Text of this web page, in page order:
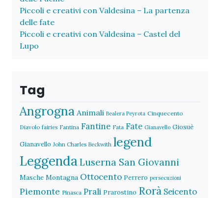
Piccoli e creativi con Valdesina – La partenza
delle fate
Piccoli e creativi con Valdesina – Castel del
Lupo
Tag
Angrogna Animali Bealera Peyrota Cinquecento
Diavolo fairies Fantina Fantine Fata Fate Gianavello Giosuè
Gianavello John Charles Beckwith legend
Leggenda Luserna San Giovanni
Masche Montagna Ottocento Perrero persecuzioni
Piemonte Pinasca Prali Prarostino Rorà Seicento